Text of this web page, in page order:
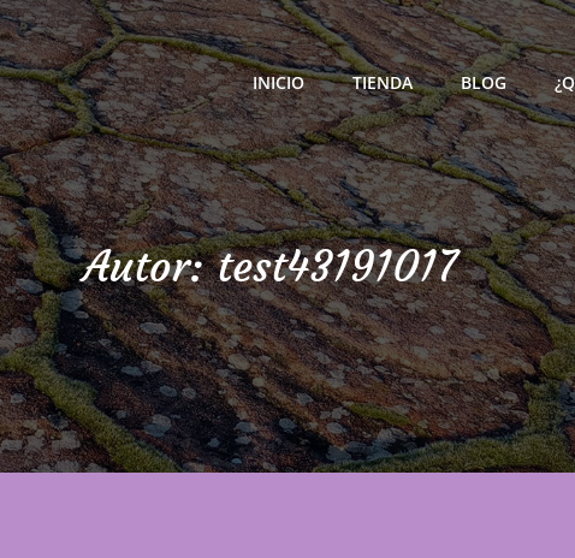
Calidad
INICIO TIENDA BLOG
Autor:test43191017